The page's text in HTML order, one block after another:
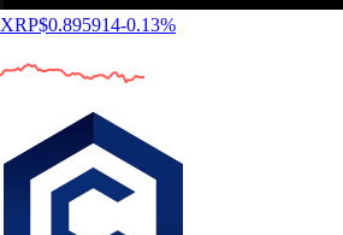
XRP$0.895914-0.13%